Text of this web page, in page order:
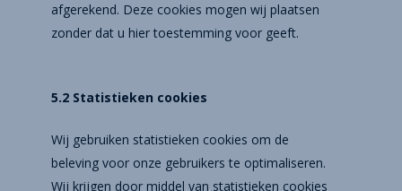
afgerekend. Deze cookies mogen wij plaatsen
zonder dat u hier toestemming voor geeft.
5.2 Statistieken cookies
Wij gebruiken statistieken cookies om de
beleving voor onze gebruikers te optimaliseren.
Wij krijgen door middel van statistieken cookies